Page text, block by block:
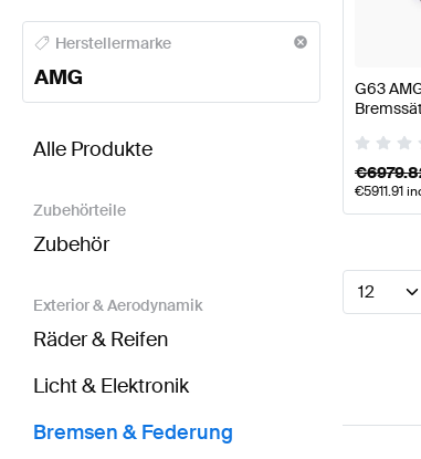
AMG A-Klasse Bremsen & Federung
Herstellermarke
AMG
BRABUS GLE-Klasse X167 Modellpflege
Alle Produkte
Zubehörteile
Zubehör
Exterior & Aerodynamik
Räder & Reifen
Licht & Elektronik
Bremsen & Federung
G63
€
€5911.91
12